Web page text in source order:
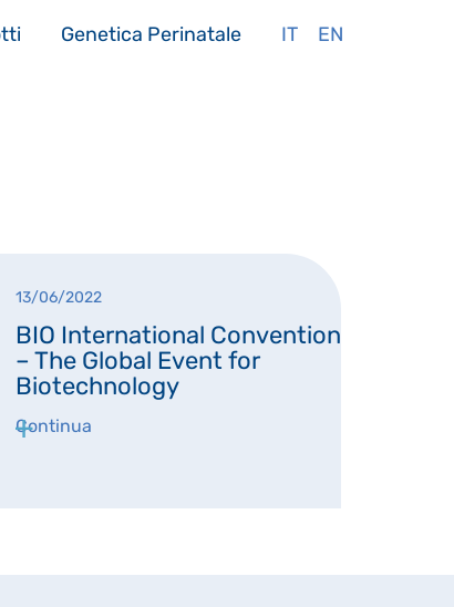
Genetica Perinatale IT EN
13/06/2022
BIO International Convention
– The Global Event for
Biotechnology
Continua